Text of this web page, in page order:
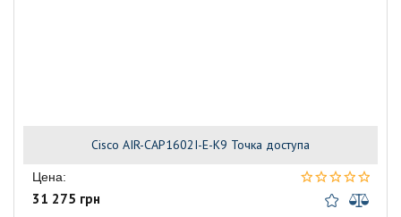
Cisco AIR-CAP1602I-E-K9 Точка доступа
Цена:
31 275 грн